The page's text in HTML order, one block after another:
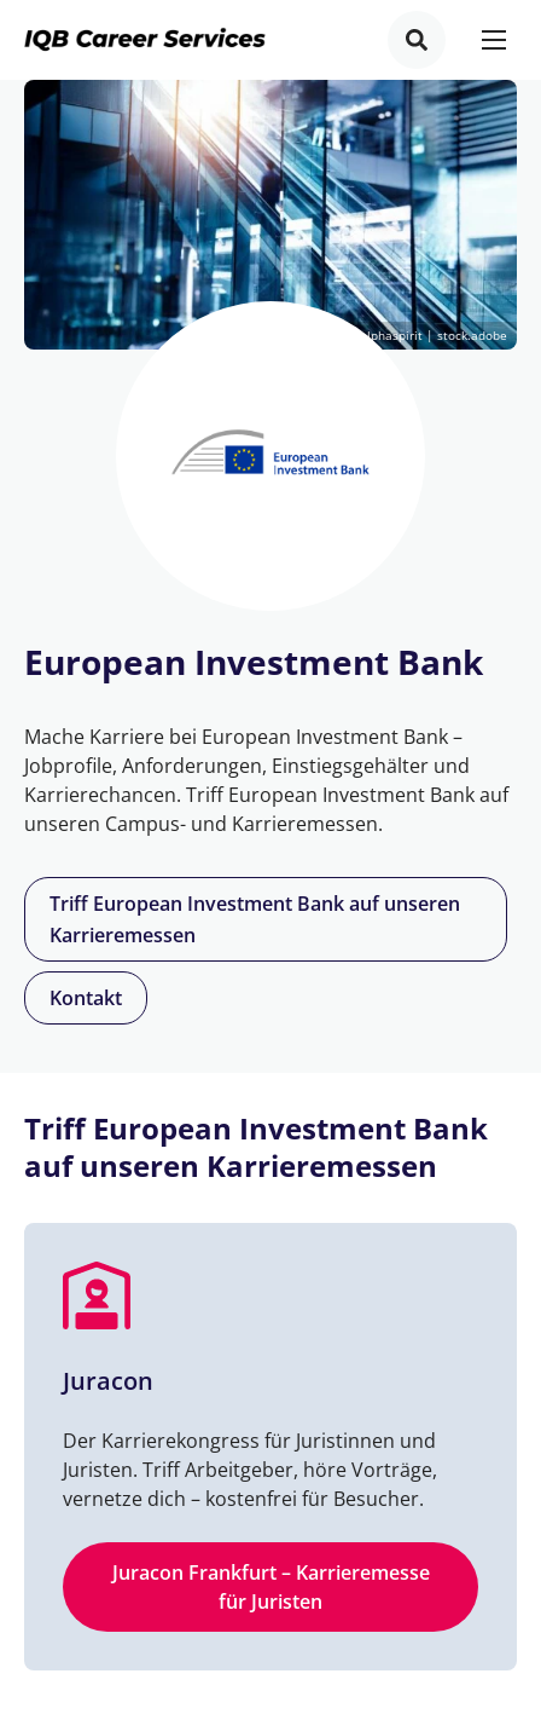
© alphaspirit | stock.adobe
European Investment Bank
Mache Karriere bei European Investment Bank –
Jobprofile, Anforderungen, Einstiegsgehälter und
Karrierechancen. Triff European Investment Bank auf
unseren Campus- und Karrieremessen.
Triff European Investment Bank auf unseren
Karrieremessen
Kontakt
Triff European Investment Bank
auf unseren Karrieremessen
Juracon
Der Karrierekongress für Juristinnen und
Juristen. Triff Arbeitgeber, höre Vorträge,
vernetze dich – kostenfrei für Besucher.
Juracon Frankfurt – Karrieremesse
für Juristen